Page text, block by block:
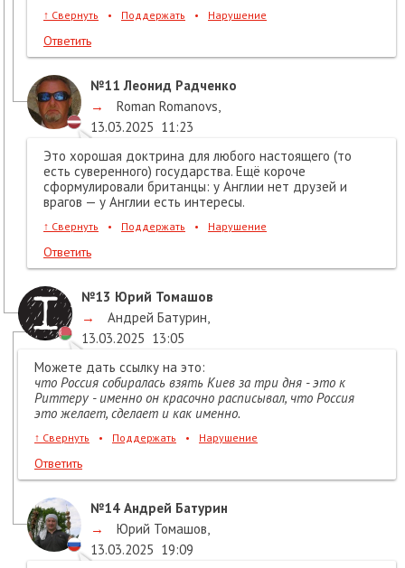
↑ Свернуть • Поддержать • Нарушение
Ответить
№11 Леонид Радченко
→
Roman Romanovs
13.03.2025 11:23
Это хорошая доктрина для любого настоящего (то
есть суверенного) государства. Ещё короче
сформулировали британцы: у Англии нет друзей и
врагов — у Англии есть интересы.
↑ Свернуть • Поддержать • Нарушение
Ответить
№13 Юрий Томашов
→
Андрей Батурин
13.03.2025 13:05
Можете дать ссылку на это:
что Россия собиралась взять Киев за три дня - это к
Риттеру - именно он красочно расписывал, что Россия
это желает, сделает и как именно.
↑ Свернуть • Поддержать • Нарушение
Ответить
№14 Андрей Батурин
→
Юрий Томашов
13.03.2025 19:09